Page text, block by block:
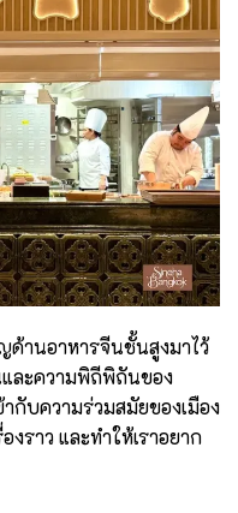
ด้านอาหารจีนชั้นสูงมาไว้
และความพิถีพิถันของ
กับความร่วมสมัยของเมือง
งราว และทำให้เราอยาก